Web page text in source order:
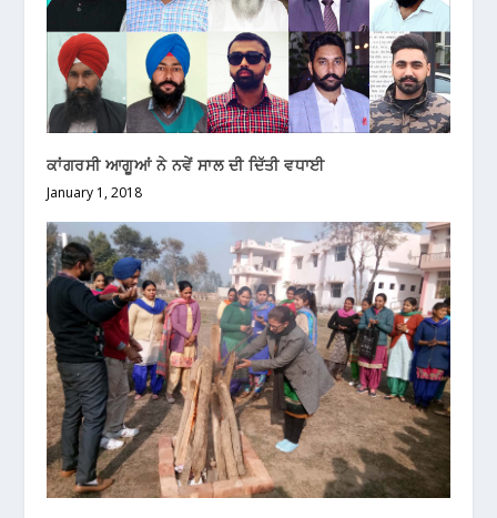
ਕਾਂਗਰਸੀ ਆਗੂਆਂ ਨੇ ਨਵੇਂ ਸਾਲ ਦੀ ਦਿੱਤੀ ਵਧਾਈ
January 1, 2018